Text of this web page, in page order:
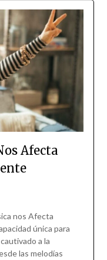
Afecta
nos Afecta
única para
a la
las melodías